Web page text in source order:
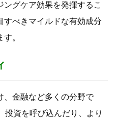
グケア効果を発揮するこ
すべきマイルドな有効成分
。
、金融など多くの分野で
投資を呼び込んだり、より